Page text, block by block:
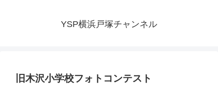
YSP横浜戸塚チャンネル
旧木沢小学校フォトコンテスト